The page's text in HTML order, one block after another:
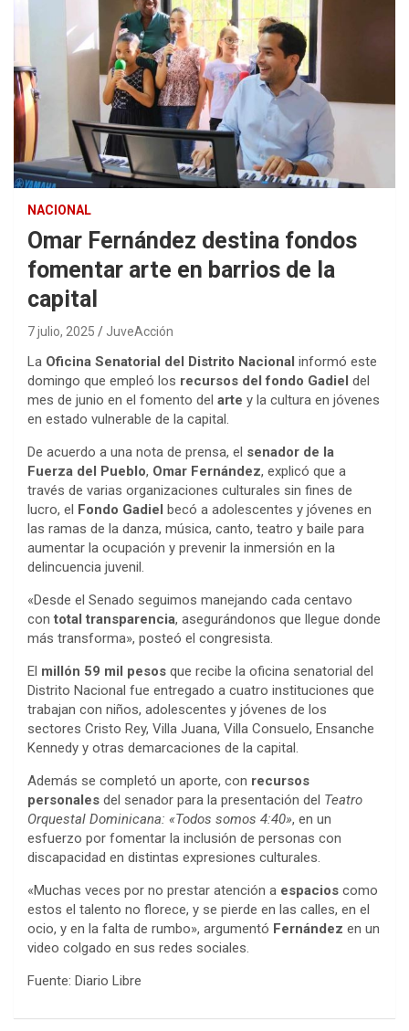
NACIONAL
Omar Fernández destina fondos
fomentar arte en barrios de la
capital
7 julio, 2025 JuveAcción
La Oficina Senatorial del Distrito Nacional informó este
domingo que empleó los recursos del fondo Gadiel del
mes de junio en el fomento del arte y la cultura en jóvenes
en estado vulnerable de la capital.
De acuerdo a una nota de prensa, el senador de la
Fuerza del Pueblo, Omar Fernández, explicó que a
través de varias organizaciones culturales sin fines de
lucro, el Fondo Gadiel becó a adolescentes y jóvenes en
las ramas de la danza, música, canto, teatro y baile para
aumentar la ocupación y prevenir la inmersión en la
delincuencia juvenil.
«Desde el Senado seguimos manejando cada centavo
contotal transparencia, asegurándonos que llegue donde
más transforma», posteó el congresista.
El millón 59 mil pesos que recibe la oficina senatorial del
Distrito Nacional fue entregado a cuatro instituciones que
trabajan con niños, adolescentes y jóvenes de los
sectores Cristo Rey, Villa Juana, Villa Consuelo, Ensanche
Kennedy y otras demarcaciones de la capital.
Además se completó un aporte, con recursos
personales del senador para la presentación del Teatro
Orquestal Dominicana: «Todos somos 4:40», en un
esfuerzo por fomentar la inclusión de personas con
discapacidad en distintas expresiones culturales.
«Muchas veces por no prestar atención a espacios como
estos el talento no florece, y se pierde en las calles, en el
ocio, y en la falta de rumbo», argumentó Fernández en un
video colgado en sus redes sociales.
Fuente: Diario Libre